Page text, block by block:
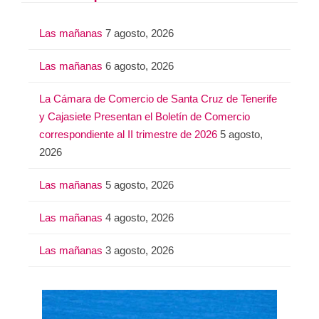
Las mañanas 7 agosto, 2026
Las mañanas 6 agosto, 2026
La Cámara de Comercio de Santa Cruz de Tenerife
y Cajasiete Presentan el Boletín de Comercio
correspondiente al II trimestre de 2026 5 agosto,
2026
Las mañanas 5 agosto, 2026
Las mañanas 4 agosto, 2026
Las mañanas 3 agosto, 2026